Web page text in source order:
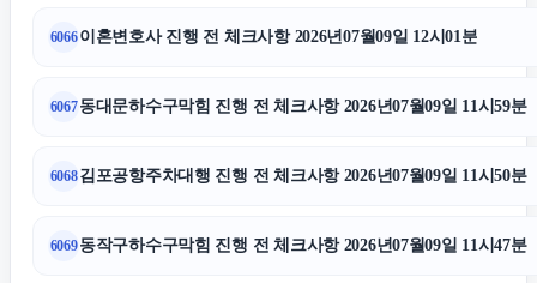
서초성범죄변호사
6066이혼변호사 진행 전 체크사항 2026년07월09일 12시01분
6067동대문하수구막힘 진행 전 체크사항 2026년07월09일 11시59분
6068김포공항주차대행 진행 전 체크사항 2026년07월09일 11시50분
6069동작구하수구막힘 진행 전 체크사항 2026년07월09일 11시47분